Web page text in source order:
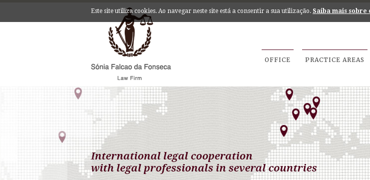
OFFICE PRACTICE AREAS
Este site utiliza cookies. Ao navegar neste site está a consentir a sua utilização. Saiba mais sobre